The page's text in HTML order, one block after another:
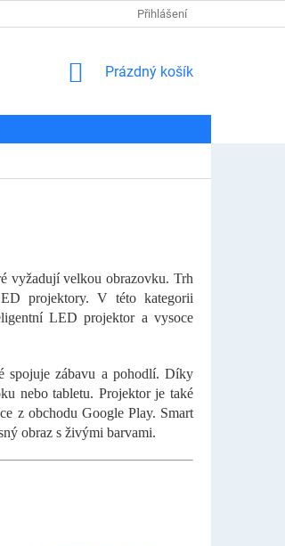
DOPRAVA A PLATBA
Přihlášení
NÁKUPNÍ
Prázdný košík
vyžadují velkou obrazovku. Trh
projektory. V této kategorii
LED projektor a vysoce
spojuje zábavu a pohodlí. Díky
nebo tabletu. Projektor je také
z obchodu Google Play. Smart
obraz s živými barvami.